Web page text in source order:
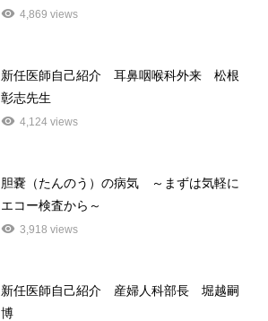
4,869 views
新任医師自己紹介 耳鼻咽喉科外来 松根
彰志先生
4,124 views
胆嚢（たんのう）の病気 ～まずは気軽に
エコー検査から～
3,918 views
新任医師自己紹介 産婦人科部長 堀越嗣
博